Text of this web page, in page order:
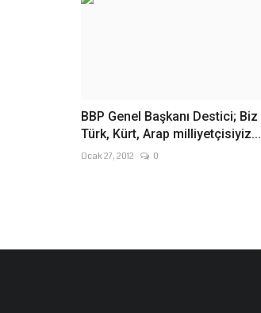
BBP Genel Başkanı Destici; Biz
Türk, Kürt, Arap milliyetçisiyiz...
Ocak 27, 2012 0